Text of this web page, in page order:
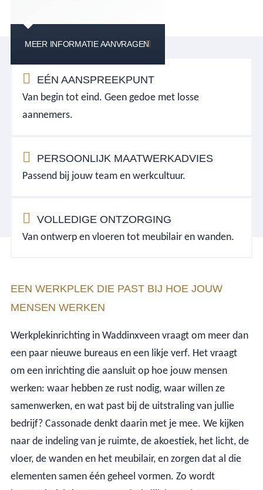
MEER INFORMATIE AANVRAGEN
EÉN AANSPREEKPUNT
Van begin tot eind. Geen gedoe met losse
aannemers.
PERSOONLIJK MAATWERKADVIES
Passend bij jouw team en werkcultuur.
VOLLEDIGE ONTZORGING
Van ontwerp en vloeren tot meubilair en wanden.
EEN WERKPLEK DIE PAST BIJ HOE JOUW
MENSEN WERKEN
Werkplekinrichting in Waddinxveen vraagt om meer dan
een paar nieuwe bureaus en een likje verf. Het vraagt
om een inrichting die aansluit op hoe jouw mensen
werken: waar hebben ze rust nodig, waar willen ze
samenwerken, en wat past bij de uitstraling van jullie
bedrijf? Cassonade denkt daarin met je mee. We kijken
naar de indeling van je ruimte, de akoestiek, het licht, de
vloer, de wanden en het meubilair, en zorgen dat al die
elementen samen één geheel vormen. Zo wordt